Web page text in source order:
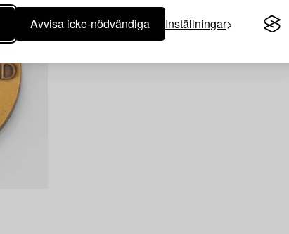
Avvisa icke-nödvändiga Inställningar